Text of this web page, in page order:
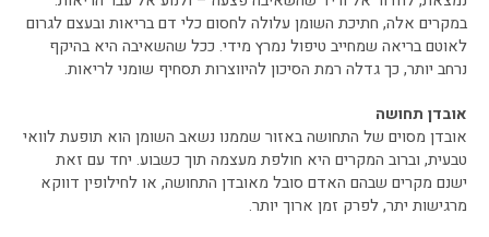
במקרים אלה, חתיכת השומן עלולה לחסום כלי דם בריאות ובעצם לגרום
לאוטם בריאה שמחייב טיפול נמרץ מידי. ככל שהשאיבה היא בהיקף
נרחב יותר, כך גדלה רמת הסיכון להיווצרות תסחיף שומני לריאות.
אובדן תחושה
אובדן מסוים של התחושה באזור שממנו נשאב השומן הוא תופעת לוואי
טבעית, וברוב המקרים היא חולפת מעצמה תוך כשבוע. יחד עם זאת
ישנם מקרים שבהם האדם סובל מאובדן התחושה, או לחילופין דווקא
מרגישות יתר, לפרק זמן ארוך יותר.